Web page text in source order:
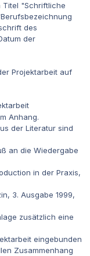
Titel "Schriftliche
des
der
Projektarbeit auf
Anhang.
der Literatur sind
an die Wiedergabe
in der Praxis,
3. Ausgabe 1999,
zusätzlich eine
eingebunden
Zusammenhang